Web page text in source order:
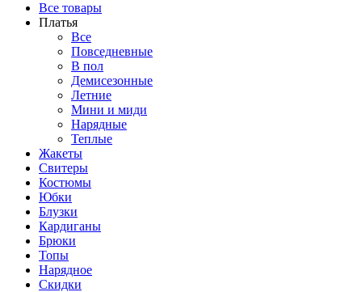
Все товары
Платья
Все
Повседневные
В пол
Демисезонные
Летние
Мини и миди
Нарядные
Теплые
Жакеты
Свитеры
Костюмы
Юбки
Блузки
Кардиганы
Брюки
Топы
Нарядное
Скидки